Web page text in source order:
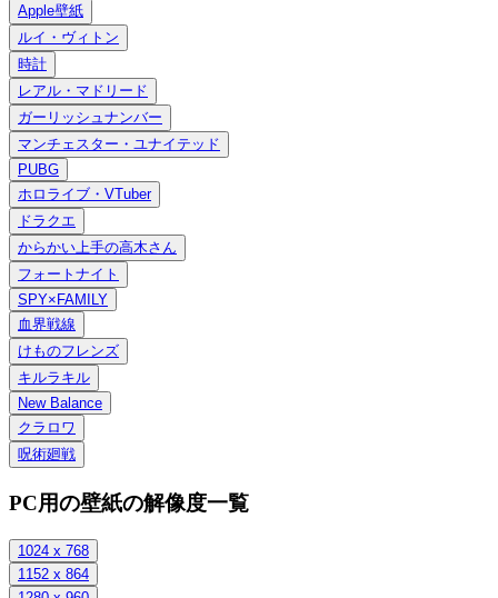
Apple壁紙
ルイ・ヴィトン
時計
レアル・マドリード
ガーリッシュナンバー
マンチェスター・ユナイテッド
PUBG
ホロライブ・VTuber
ドラクエ
からかい上手の高木さん
フォートナイト
SPY×FAMILY
血界戦線
けものフレンズ
キルラキル
New Balance
クラロワ
呪術廻戦
PC用の壁紙の解像度一覧
1024 x 768
1152 x 864